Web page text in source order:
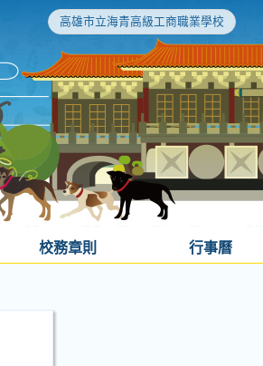
高雄市立海青高級工商職業學校
校務章則 行事曆